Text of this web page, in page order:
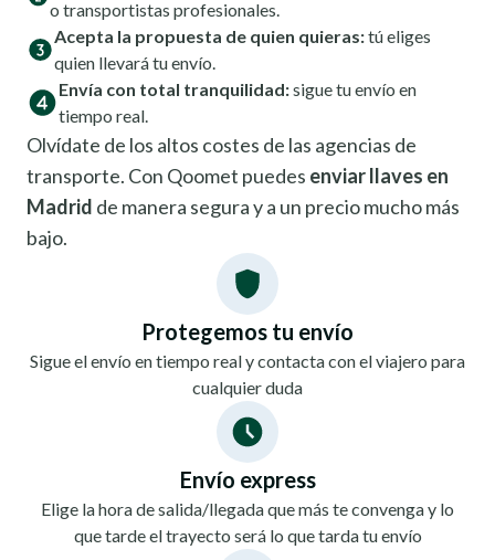
o transportistas profesionales.
Acepta la propuesta de quien quieras:tú eliges
quien llevará tu envío.
Envía con total tranquilidad:sigue tu envío en
tiempo real.
Olvídate de los altos costes de las agencias de
transporte. Con Qoomet puedes enviar llaves en
Madrid de manera segura y a un precio mucho más
bajo.
Protegemos tu envío
Sigue el envío en tiempo real y contacta con el viajero para
cualquier duda
Envío express
Elige la hora de salida/llegada que más te convenga y lo
que tarde el trayecto será lo que tarda tu envío